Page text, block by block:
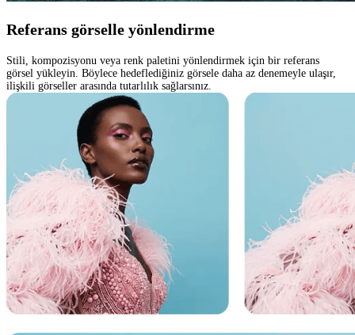
Referans görselle yönlendirme
Stili, kompozisyonu veya renk paletini yönlendirmek için bir referans
görsel yükleyin. Böylece hedeflediğiniz görsele daha az denemeyle ulaşır,
ilişkili görseller arasında tutarlılık sağlarsınız.